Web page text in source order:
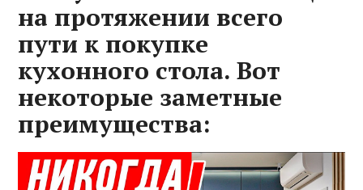
на протяжении всего
пути к покупке
кухонного стола. Вот
некоторые заметные
преимущества: